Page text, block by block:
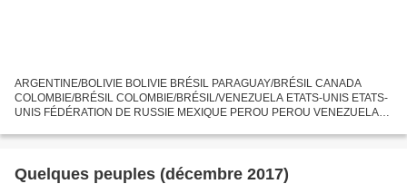
ARGENTINE/BOLIVIE BOLIVIE BRÉSIL PARAGUAY/BRÉSIL CANADA
COLOMBIE/BRÉSIL COLOMBIE/BRÉSIL/VENEZUELA ETATS-UNIS ETATS-
UNIS FÉDÉRATION DE RUSSIE MEXIQUE PEROU PEROU VENEZUELA
Quelques peuples (décembre 2017)